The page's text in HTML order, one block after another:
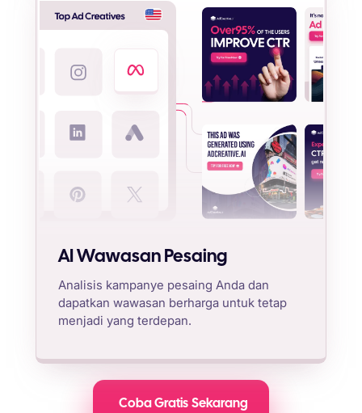
AI Wawasan Pesaing
Analisis kampanye pesaing Anda dan
dapatkan wawasan berharga untuk tetap
menjadi yang terdepan.
Coba Gratis Sekarang